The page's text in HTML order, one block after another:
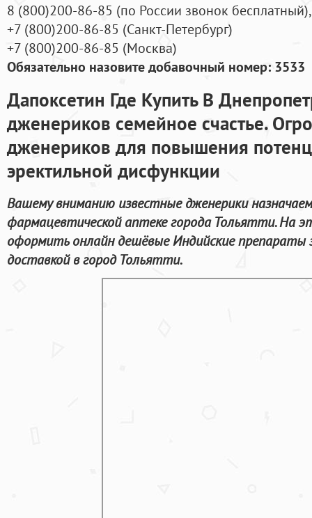
8 (800)200-86-85 (по России звонок бесплатный),
+7 (800)200-86-85 (Санкт-Петербург)
+7 (800)200-86-85 (Москва)
Обязательно назовите добавочный номер: 3533
Дапоксетин Где Купить В
дженериков семейное счастье.
дженериков для повышения
эректильной дисфункции
Вашему вниманию известные дженерики
фармацевтической аптеке города Тольятти. На
оформить онлайн дешёвые Индийские препараты
доставкой в город Тольятти.